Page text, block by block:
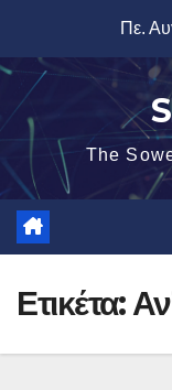
περιεχόμενο
Πε.
The
Ετικέτα: